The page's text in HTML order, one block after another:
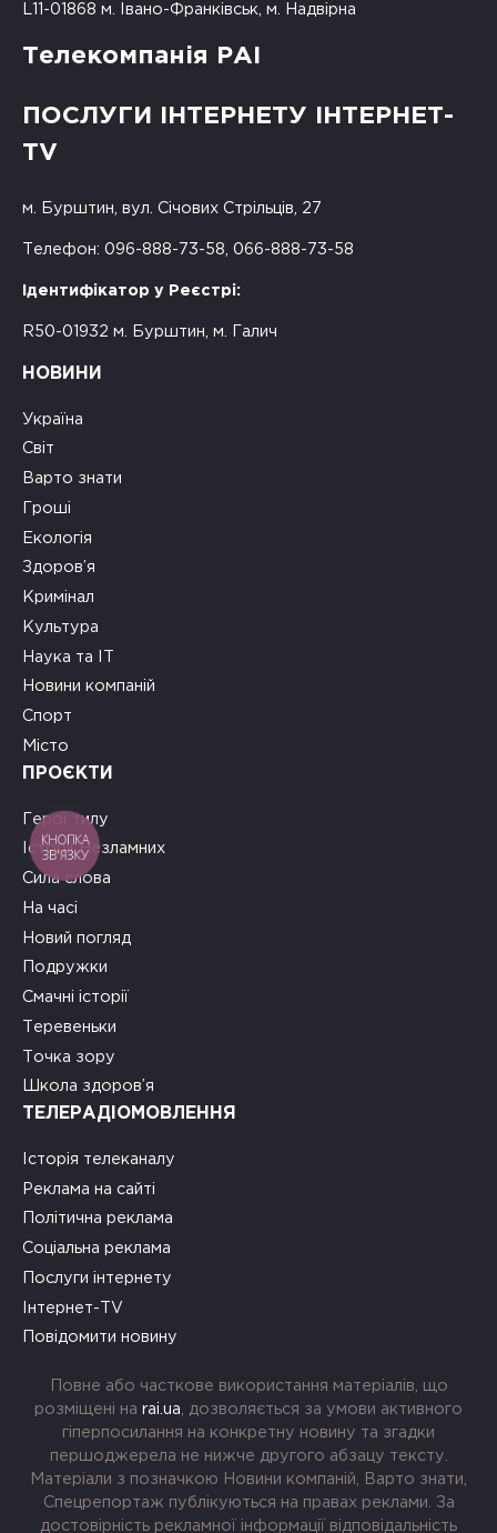
L11-01868 м. Івано-Франківськ, м. Надвірна
Телекомпанія РАІ
ПОСЛУГИ ІНТЕРНЕТУ ІНТЕРНЕТ-
TV
м. Бурштин, вул. Січових Стрільців, 27
Телефон: 096-888-73-58, 066-888-73-58
Ідентифікатор у Реєстрі:
R50-01932 м. Бурштин, м. Галич
НОВИНИ
Україна
Світ
Варто знати
Гроші
Екологія
Здоров’я
Кримінал
Культура
Наука та ІТ
Новини компаній
Спорт
Місто
ПРОЄКТИ
Герої тилу
Історії Незламних
Сила слова
На часі
Новий погляд
Подружки
Смачні історії
Теревеньки
Точка зору
Школа здоров’я
ТЕЛЕРАДІОМОВЛЕННЯ
Історія телеканалу
Реклама на сайті
Політична реклама
Соціальна реклама
Послуги інтернету
Інтернет-TV
Повідомити новину
Повне або часткове використання матеріалів, що
розміщені на rai.ua , дозволяється за умови активного
гіперпосилання на конкретну новину та згадки
першоджерела не нижче другого абзацу тексту.
Матеріали з позначкою Новини компаній, Варто знати,
Спецрепортаж публікуються на правах реклами. За
достовірність рекламної інформації відповідальність
КНОПКА
ЗВ'ЯЗКУ